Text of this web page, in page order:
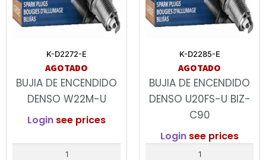
K-D2272-E
AGOTADO
BUJIA DE ENCENDIDO
DENSO W22M-U
Login see prices
K-D2285-E
AGOTADO
BUJIA DE ENCENDIDO
DENSO U20FS-U BIZ-
C90
Login see prices